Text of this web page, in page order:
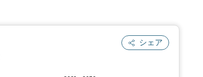
シェア